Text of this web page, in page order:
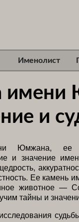
Именолист
имени
и
Юмжана, ее
и значение
Ее
животное —
тайны и